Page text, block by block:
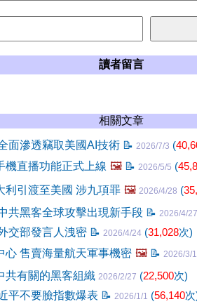
讀者留言
相關文章
面滲透竊取美國AI技術 📝 2026/7/3 (
機直播功能正式上線 🖼️ 📝 2026/5/5 (
利引渡至美國 涉九項罪 🖼️ 2026/4/28 (
共黑客全球攻擊出現新手段 📝 2026/4/27
交部發言人洩密 📝 2026/4/24 (31,028次)
心 售賣海量航天軍事機密 🖼️ 📝 2026/3/
共有關的黑客組織 2026/2/27 (22,500次)
平不要臉指數爆表 📝 2026/1/1 (56,140